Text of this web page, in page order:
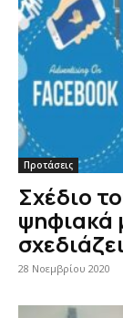
Προτάσεις
Σχέδιο
ψηφιακά
28 Νοεμβρίου 2020